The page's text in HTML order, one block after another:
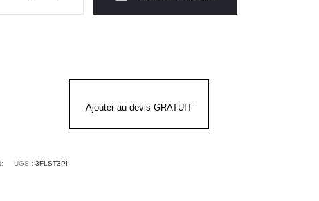
Ajouter au devis GRATUIT
UGS : 3FLST3PI